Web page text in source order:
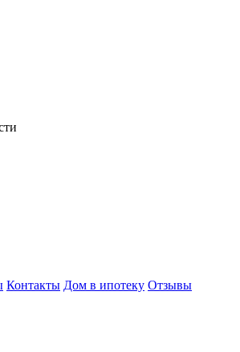
Контакты Дом в ипотеку Отзывы